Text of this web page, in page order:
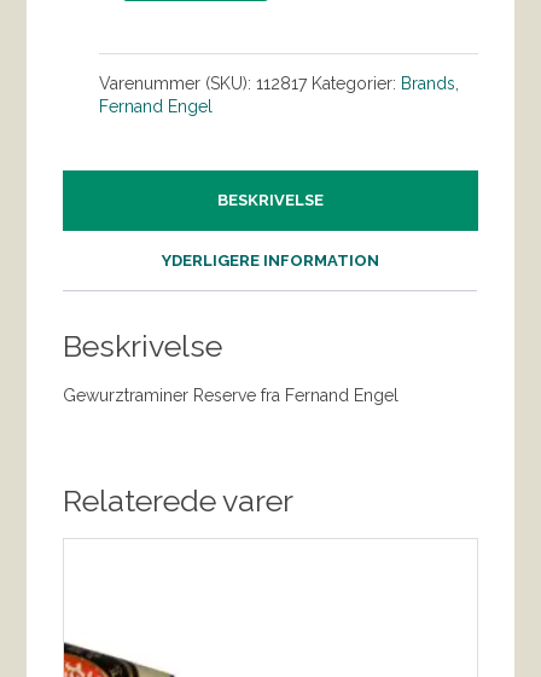
Varenummer (SKU):112817 Kategorier: Brands,
Fernand Engel
BESKRIVELSE
YDERLIGERE INFORMATION
Beskrivelse
Gewurztraminer Reserve fra Fernand Engel
Relaterede varer